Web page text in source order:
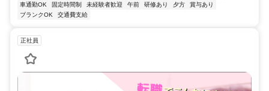
車通勤OK
固定時間制 未経験者歓迎 午前 研修あり 夕方
賞与あり
ブランクOK
交通費支給
正社員